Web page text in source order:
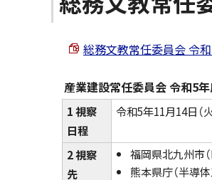
総務文教常任委員会 令和
産業建設常任委員会 令和5
1 視察
日程
令和5年11月14日（
2 視察
先
福岡県北九州市
熊本県庁（半導